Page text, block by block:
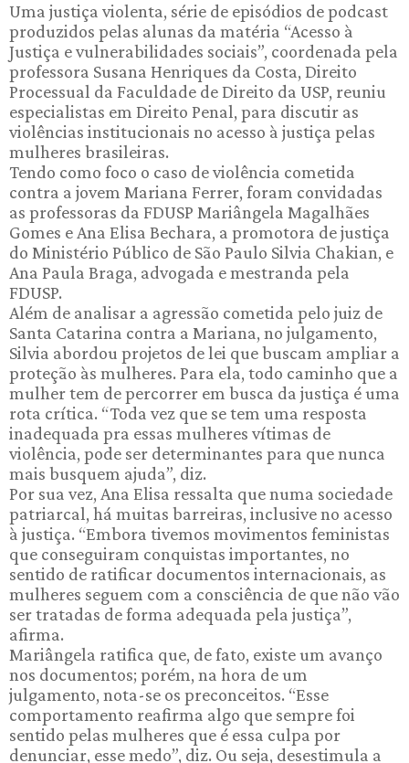
Uma justiça violenta, série de episódios de podcast
produzidos pelas alunas da matéria “Acesso à
Justiça e vulnerabilidades sociais”, coordenada pela
professora Susana Henriques da Costa, Direito
Processual da Faculdade de Direito da USP, reuniu
especialistas em Direito Penal, para discutir as
violências institucionais no acesso à justiça pelas
mulheres brasileiras.
Tendo como foco o caso de violência cometida
contra a jovem Mariana Ferrer, foram convidadas
as professoras da FDUSP Mariângela Magalhães
Gomes e Ana Elisa Bechara, a promotora de justiça
do Ministério Público de São Paulo Silvia Chakian, e
Ana Paula Braga, advogada e mestranda pela
FDUSP.
Além de analisar a agressão cometida pelo juiz de
Santa Catarina contra a Mariana, no julgamento,
Silvia abordou projetos de lei que buscam ampliar a
proteção às mulheres. Para ela, todo caminho que a
mulher tem de percorrer em busca da justiça é uma
rota crítica. “Toda vez que se tem uma resposta
inadequada pra essas mulheres vítimas de
violência, pode ser determinantes para que nunca
mais busquem ajuda”, diz.
Por sua vez, Ana Elisa ressalta que numa sociedade
patriarcal, há muitas barreiras, inclusive no acesso
à justiça. “Embora tivemos movimentos feministas
que conseguiram conquistas importantes, no
sentido de ratificar documentos internacionais, as
mulheres seguem com a consciência de que não vão
ser tratadas de forma adequada pela justiça”,
afirma.
Mariângela ratifica que, de fato, existe um avanço
nos documentos; porém, na hora de um
julgamento, nota-se os preconceitos. “Esse
comportamento reafirma algo que sempre foi
sentido pelas mulheres que é essa culpa por
denunciar, esse medo”, diz. Ou seja, desestimula a